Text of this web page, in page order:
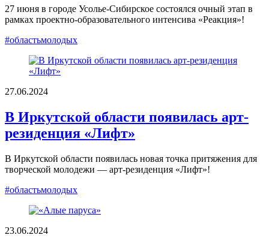
27 июня в городе Усолье-Сибирское состоялся очный этап в
рамках проектно-образовательного интенсива «Реакция»!
#областьмолодых
27.06.2024
В Иркутской области появилась арт-
резиденция «Лифт»
В Иркутской области появилась новая точка притяжения для
творческой молодежи — арт-резиденция «Лифт»!
#областьмолодых
23.06.2024